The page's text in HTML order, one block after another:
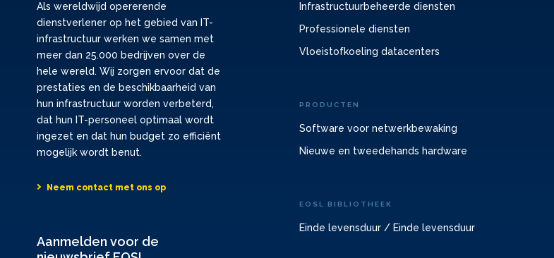
Als wereldwijd opererende
dienstverlener op het gebied van IT-
infrastructuur werken we samen met
meer dan 25.000 bedrijven over de
hele wereld. Wij zorgen ervoor dat de
prestaties en de beschikbaarheid van
hun infrastructuur worden verbeterd,
dat hun IT-personeel optimaal wordt
ingezet en dat hun budget zo efficiënt
mogelijk wordt benut.
Neem contact met ons op
Aanmelden voor de
Infrastructuurbeheerde diensten
Professionele diensten
Vloeistofkoeling datacenters
PRODUCTEN
Software voor netwerkbewaking
Nieuwe en tweedehands hardware
EOSL BIBLIOTHEEK
Einde levensduur / Einde levensduur